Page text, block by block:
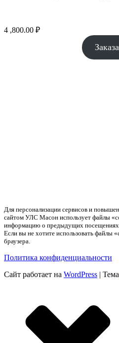
4 ,800.00 ₽
Для персонализации сервисов и
сайтом УЛС Масон использует файлы
информацию о предыдущих посещениях
Если вы не хотите использовать файлы
браузера.
Политика конфиденциальности
Сайт работает на WordPress |